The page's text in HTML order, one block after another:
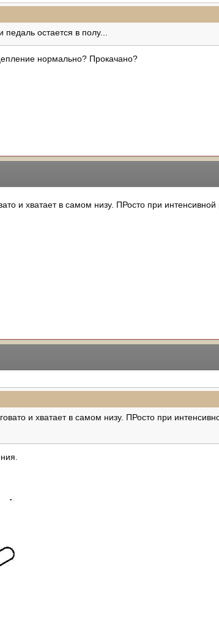
педаль остается в полу...
нормально? Прокачано?
и хватает в самом низу. ПРосто при
и хватает в самом низу. ПРосто при